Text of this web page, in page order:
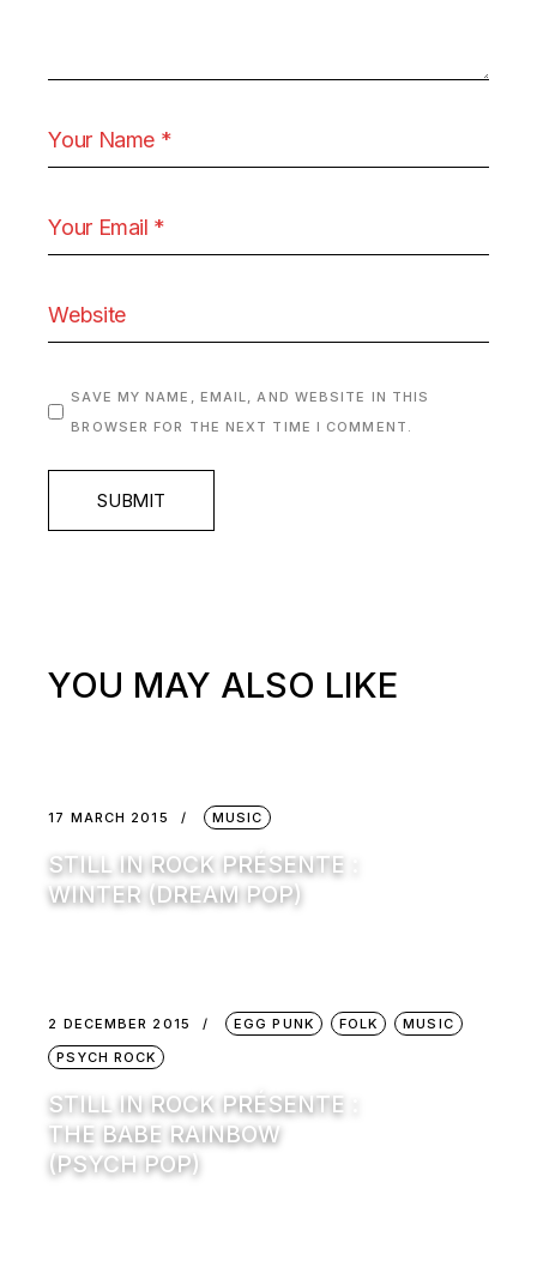
SAVE MY NAME, EMAIL, AND WEBSITE IN THIS
BROWSER FOR THE NEXT TIME I COMMENT.
SUBMIT
YOU MAY ALSO LIKE
17 MARCH 2015 MUSIC
STILL IN ROCK PRÉSENTE :
WINTER (DREAM POP)
2 DECEMBER 2015 EGG PUNK FOLK
MUSIC
PSYCH ROCK
STILL IN ROCK PRÉSENTE :
THE BABE RAINBOW
(PSYCH POP)